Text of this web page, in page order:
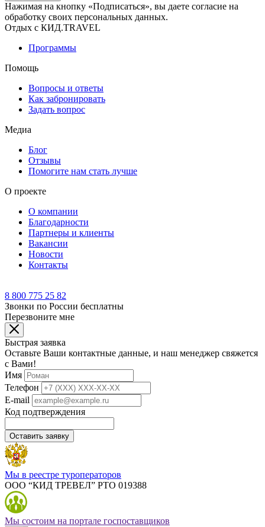
Нажимая на кнопку «Подписаться», вы даете согласие на
обработку своих персональных данных.
Отдых с КИД.TRAVEL
Программы
Помощь
Вопросы и ответы
Как забронировать
Задать вопрос
Медиа
Блог
Отзывы
Помогите нам стать лучше
О проекте
О компании
Благодарности
Партнеры и клиенты
Вакансии
Новости
Контакты
8 800 775 25 82
Звонки по России бесплатны
Перезвоните мне
Быстрая заявка
Оставьте Ваши контактные данные, и наш менеджер свяжется
с Вами!
Имя
Телефон
E-mail
Код подтверждения
Оставить заявку
Мы в реестре туроператоров
ООО “КИД ТРЕВЕЛ” РТО 019388
Мы состоим на портале госпоставщиков